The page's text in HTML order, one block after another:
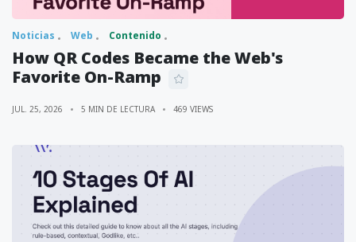
Noticias Web Contenido
How QR Codes Became the Web's
Favorite On-Ramp
JUL. 25, 2026 5 MIN DE LECTURA 469 VIEWS